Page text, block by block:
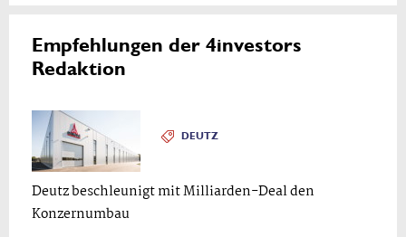
Empfehlungen der 4investors
Redaktion
DEUTZ
Deutz beschleunigt mit Milliarden-Deal den
Konzernumbau